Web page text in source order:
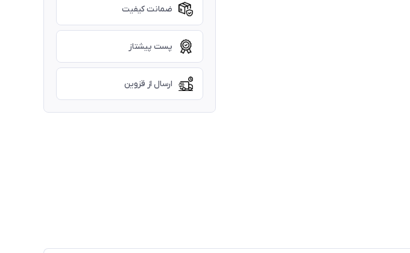
ضمانت کیفیت
پست پیشتاز
ارسال از قزوین